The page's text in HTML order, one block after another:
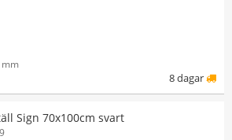
mm
8 dagar
Sign 70x100cm svart